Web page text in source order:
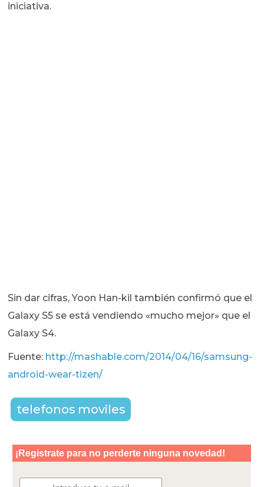
iniciativa.
Sin dar cifras, Yoon Han-kil también confirmó que el
Galaxy S5 se está vendiendo «mucho mejor» que el
Galaxy S4.
Fuente: http://mashable.com/2014/04/16/samsung-
android-wear-tizen/
telefonos moviles